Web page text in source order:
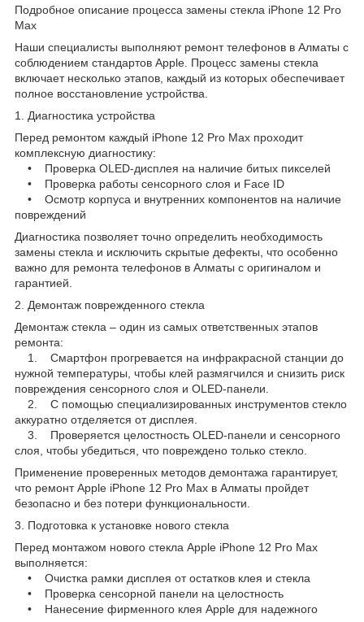
Подробное описание процесса замены стекла iPhone 12 Pro
Max
Наши специалисты выполняют ремонт телефонов в Алматы с
соблюдением стандартов Apple. Процесс замены стекла
включает несколько этапов, каждый из которых обеспечивает
полное восстановление устройства.
1. Диагностика устройства
Перед ремонтом каждый iPhone 12 Pro Max проходит
комплексную диагностику:
• Проверка OLED-дисплея на наличие битых пикселей
• Проверка работы сенсорного слоя и Face ID
• Осмотр корпуса и внутренних компонентов на наличие
повреждений
Диагностика позволяет точно определить необходимость
замены стекла и исключить скрытые дефекты, что особенно
важно для ремонта телефонов в Алматы с оригиналом и
гарантией.
2. Демонтаж поврежденного стекла
Демонтаж стекла – один из самых ответственных этапов
ремонта:
1. Смартфон прогревается на инфракрасной станции до
нужной температуры, чтобы клей размягчился и снизить риск
повреждения сенсорного слоя и OLED-панели.
2. С помощью специализированных инструментов стекло
аккуратно отделяется от дисплея.
3. Проверяется целостность OLED-панели и сенсорного
слоя, чтобы убедиться, что повреждено только стекло.
Применение проверенных методов демонтажа гарантирует,
что ремонт Apple iPhone 12 Pro Max в Алматы пройдет
безопасно и без потери функциональности.
3. Подготовка к установке нового стекла
Перед монтажом нового стекла Apple iPhone 12 Pro Max
выполняется:
• Очистка рамки дисплея от остатков клея и стекла
• Проверка сенсорной панели на целостность
• Нанесение фирменного клея Apple для надежного